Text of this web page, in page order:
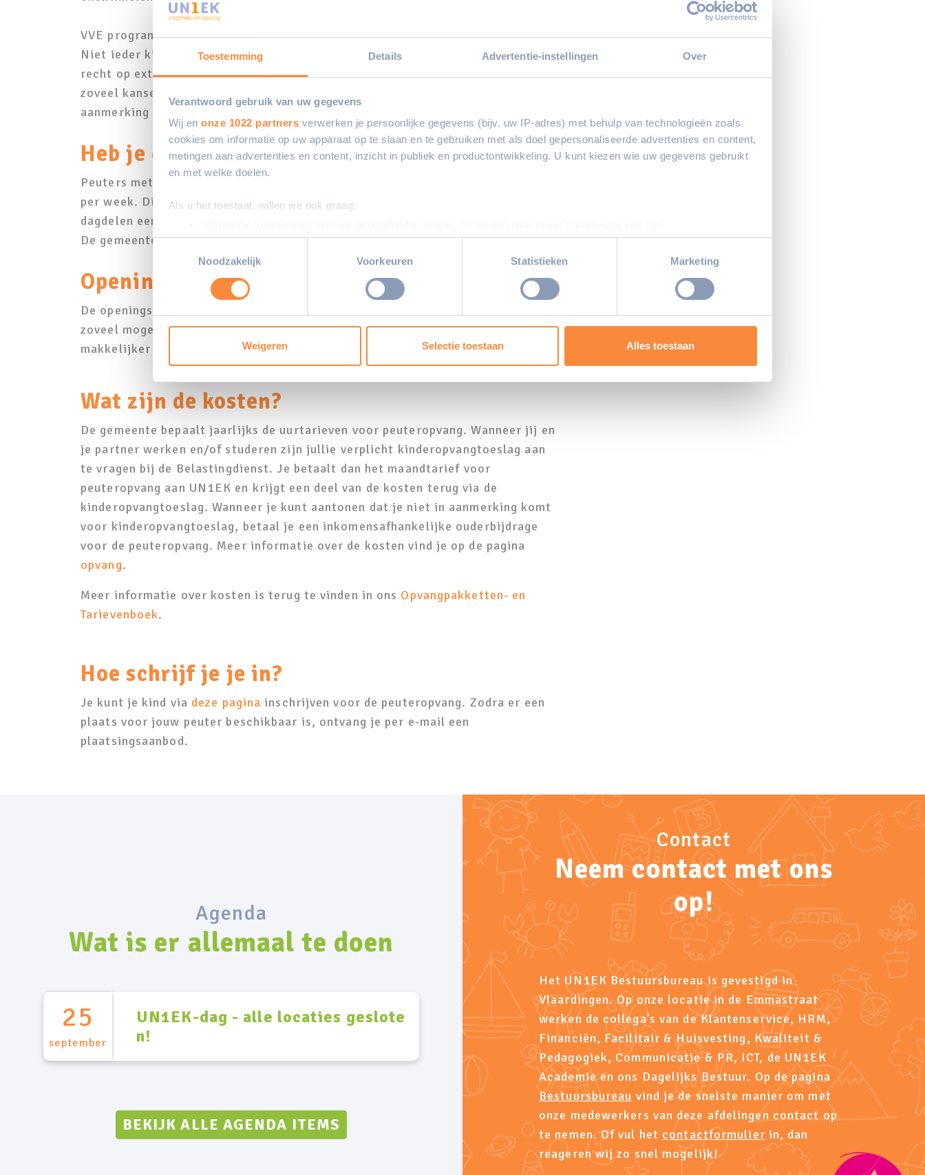
Toestemming Details Advertentie-instellingen Over
Verantwoord gebruik van uw gegevens
Wij en onze 1022 partners verwerken je persoonlijke gegevens (bijv. uw IP-adres) met behulp van technologieën zoals
cookies om informatie op uw apparaat op te slaan en te gebruiken met als doel gepersonaliseerde advertenties en content,
metingen aan advertenties en content, inzicht in publiek en productontwikkeling. U kunt kiezen wie uw gegevens gebruikt
en met welke doelen.
Als u het toestaat, willen we ook graag:
Uw apparaat identificeren door het actief te scannen op specifieke eigenschappen (fingerprinting)
Lees meer over hoe uw persoonlijke gegevens worden verwerkt en stel uw voorkeuren in het
detailgedeeltein. U kunt uw
toestemming op elk moment wijzigen of intrekken in de Cookieverklaring.
websiteverkeer te analyseren. Ook delen we informatie over uw gebruik van onze site met onze partners voor social
media, adverteren en analyse. Deze partners kunnen deze gegevens combineren met andere informatie die u aan ze heeft
Toestemmingsselectie
Noodzakelijk
Voorkeuren Statistieken Marketing
Weigeren Selectie toestaan Alles toestaan
VVE programma's zijn ook vooral bedoeld om achterstanden weg te werken.
Niet ieder kind ontwikkelt zich even snel. Sommige kinderen hebben daarom
recht op extra ondersteuning voor taal en/of hun ontwikkeling, zodat zij net
zoveel kansen krijgen als de andere kinderen. Als jouw kind hiervoor in
aanmerking komt, geeft het Centrum voor Jeugd en Gezin een VVE-indicatie af.
Heb je een VVE-indicatie?
Peuters met een VVE-indicatie bezoeken de peuteropvang vier of vijf dagdelen
per week. Dit is afhankelijk van de locatie. Je betaalt voor de eerste twee
dagdelen een inkomensafhankelijke ouderbijdrage en/of
De gemeente vergoedt dan de extra dagdelen met subsidie.
Openingstijden
De openingsdagen en -tijden van onze locaties verschillen per locatie en zijn
zoveel mogelijk afgestemd op de schooltijden, zodat het halen en brengen
makkelijker is bij meerdere kinderen op de locatie.
Wat zijn de kosten?
De gemeente bepaalt jaarlijks de uurtarieven voor peuteropvang. Wanneer jij en
je partner werken en/of studeren zijn jullie verplicht kinderopvangtoeslag aan
te vragen bij de Belastingdienst. Je betaalt dan het maandtarief voor
peuteropvang aan UN1EK en krijgt een deel van de kosten terug via de
kinderopvangtoeslag. Wanneer je kunt aantonen dat je niet in aanmerking komt
voor kinderopvangtoeslag, betaal je een inkomensafhankelijke ouderbijdrage
voor de peuteropvang. Meer informatie over de kosten vind je op de pagina
opvang.
Meer informatie over kosten is terug te vinden in ons Opvangpakketten- en
Tarievenboek.
Hoe schrijf je je in?
Je kunt je kind via deze pagina inschrijven voor de peuteropvang. Zodra er een
plaats voor jouw peuter beschikbaar is, ontvang je per e-mail een
plaatsingsaanbod.
Agenda
Wat is er allemaal te doen
25
september
UN1EK-dag - alle locaties geslote
n!
BEKIJK ALLE AGENDA ITEMS
Contact
Neem contact met ons
op!
Het UN1EK Bestuursbureau is gevestigd in
Vlaardingen. Op onze locatie in de Emmastraat
werken de collega’s van de Klantenservice, HRM,
Financiën, Facilitair & Huisvesting, Kwaliteit &
Pedagogiek, Communicatie & PR, ICT, de UN1EK
Academie en ons Dagelijks Bestuur. Op de pagina
Bestuursbureau vind je de snelste manier om met
onze medewerkers van deze afdelingen contact op
te nemen. Of vul het contactformulier in, dan
reageren wij zo snel mogelijk!